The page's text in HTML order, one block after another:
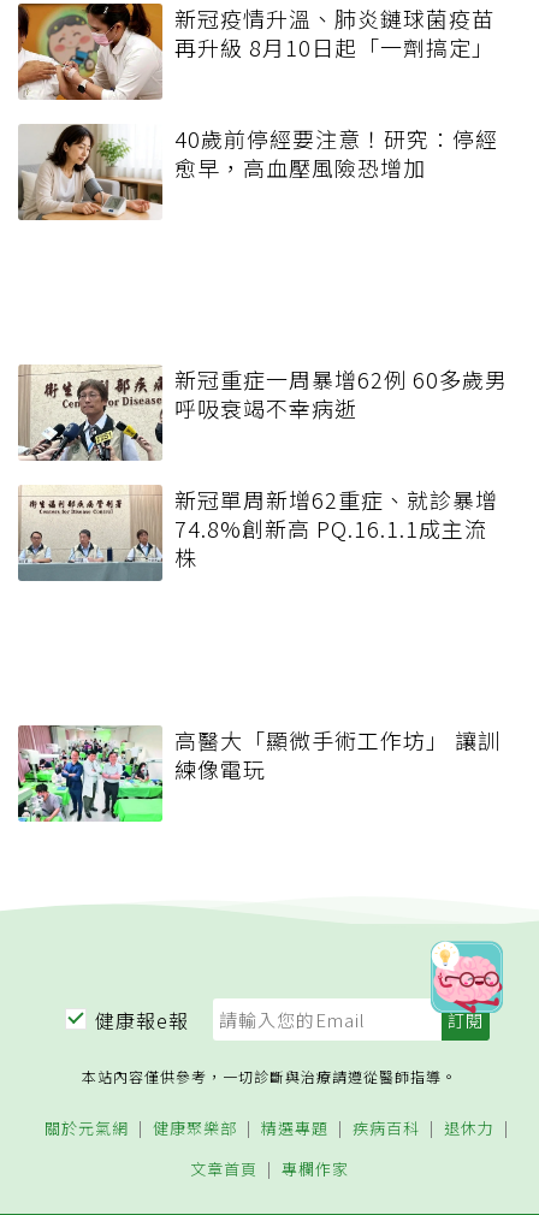
新冠疫情升溫、肺炎鏈球菌疫苗
再升級 8月10日起「一劑搞定」
40歲前停經要注意！研究：停經
愈早，高血壓風險恐增加
新冠重症一周暴增62例 60多歲男
呼吸衰竭不幸病逝
新冠單周新增62重症、就診暴增
74.8%創新高 PQ.16.1.1成主流
株
高醫大「顯微手術工作坊」 讓訓
練像電玩
健康報e報
本站內容僅供參考，一切診斷與治療請遵從醫師指導。
關於元氣網 健康聚樂部 精選專題 疾病百科
退休力
文章首頁
專欄作家